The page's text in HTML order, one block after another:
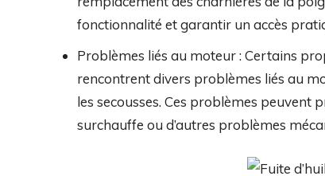
fonctionnalité et garantir un accès
Problèmes liés au moteur : Certains
rencontrent divers problèmes liés au
les secousses. Ces problèmes peuvent
surchauffe ou d’autres problèmes